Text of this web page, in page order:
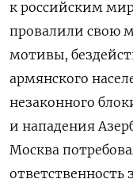
к российским
провалили свою
мотивы,
армянского
незаконного
и нападения
Москва
ответственность